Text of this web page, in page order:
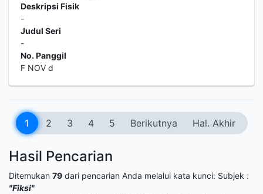
Deskripsi Fisik
-
Judul Seri
-
No. Panggil
F NOV d
1 2 3 4 5 Berikutnya Hal. Akhir
Hasil Pencarian
Ditemukan 79 dari pencarian Anda melalui kata kunci: Subjek :
"Fiksi"